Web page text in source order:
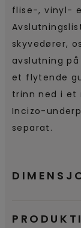
flise-, vinyl-
skyvedører,
avslutning
et flytende
trinn ned i et
Incizo-
separat.